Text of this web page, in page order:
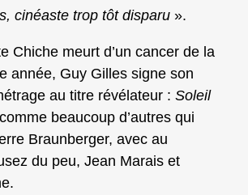
cinéaste trop tôt disparu ».
Chiche meurt d’un cancer de la
année, Guy Gilles signe son
au titre révélateur : Soleil
beaucoup d’autres qui
Braunberger, avec au
du peu, Jean Marais et